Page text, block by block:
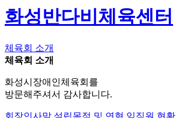
화성반다비체육센터
체육회 소개
체육회 소개
화성시장애인체육회를
방문해주셔서 감사합니다.